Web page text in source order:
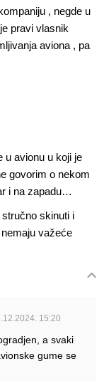
, negde u
pravi vlasnik
aviona , pa
u avionu u koji je
govorim o nekom
i na zapadu…
skinuti i
važeće
15:20
a svaki
gume se